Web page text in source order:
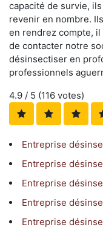
capacité de survie,
revenir en nombre.
en rendrez compte,
de contacter notre
désinsectiser en
professionnels
4.9 / 5 (116 votes)
Entreprise
Entreprise
Entreprise
Entreprise
Entreprise